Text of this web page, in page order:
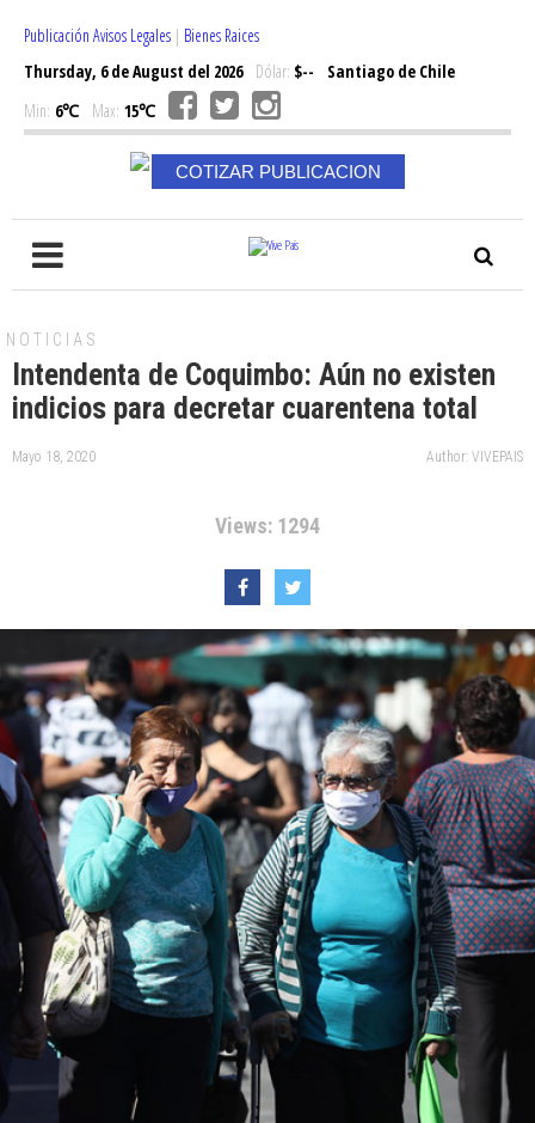
Publicación Avisos Legales | Bienes Raices
Thursday, 6 de August del 2026Dólar: $--
Santiago de Chile
Min: 6℃ Max: 15℃
COTIZAR PUBLICACION
NOTICIAS
Intendenta de Coquimbo: Aún no existen
indicios para decretar cuarentena total
Mayo 18, 2020 Author: VIVEPAIS
Views: 1294